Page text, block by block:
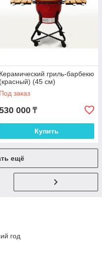
Керамический гриль-барбекю
(красный) (45 см)
Под заказ
000 ₸
Купить
ещё
год